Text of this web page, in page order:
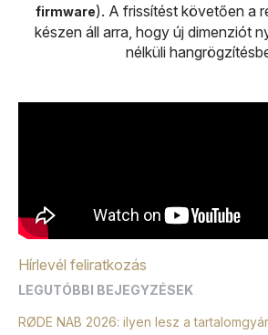
firmware). A frissítést követően a
készen áll arra, hogy új dimenziót
nélküli
Hírlevél feliratkozás
LEGUTÓBBI BEJEGYZÉSEK
RØDE NAB 2026: ilyen lesz a